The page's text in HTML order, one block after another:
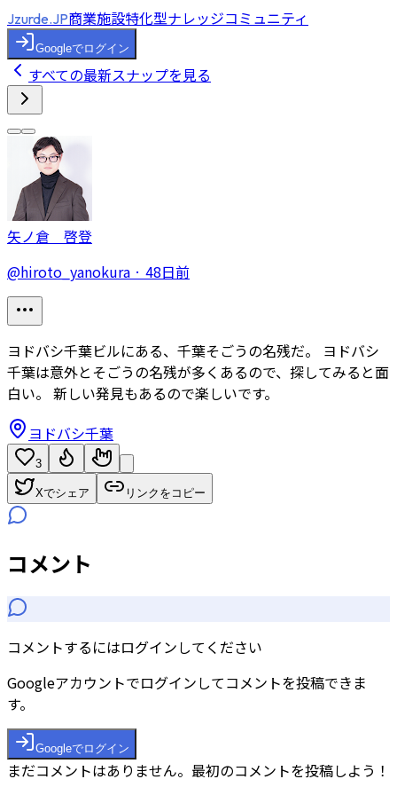
Jzurde.JP商業施設特化型ナレッジコミュニティ
Googleでログイン
すべての最新スナップを見る
矢ノ倉 啓登
@hiroto_yanokura · 48日前
ヨドバシ千葉ビルにある、千葉そごうの名残だ。 ヨドバシ
千葉は意外とそごうの名残が多くあるので、探してみると面
白い。 新しい発見もあるので楽しいです。
ヨドバシ千葉
3
Xでシェア リンクをコピー
コメント
コメントするにはログインしてください
Googleアカウントでログインしてコメントを投稿できま
す。
Googleでログイン
まだコメントはありません。最初のコメントを投稿しよう！